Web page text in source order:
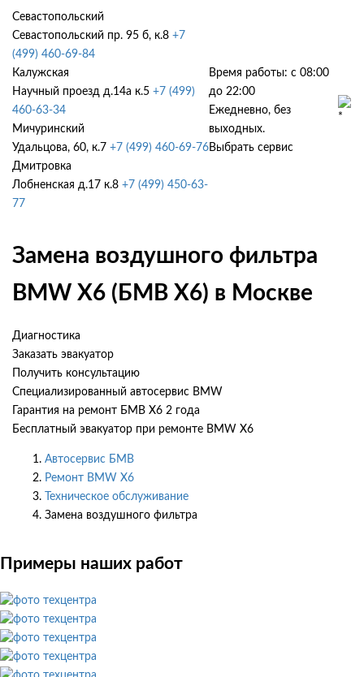
Севастопольский
Севастопольский пр. 95 б, к.8 +7
(499) 460-69-84
Калужская
Научный проезд д.14а к.5 +7 (499)
460-63-34
Мичуринский
Удальцова, 60, к.7 +7 (499) 460-69-76
Дмитровка
Лобненская д.17 к.8 +7 (499) 450-63-
77
Время работы: с 08:00
до 22:00
Ежедневно, без
выходных.
Выбрать сервис
Замена воздушного фильтра
BMW X6 (БМВ Х6) в Москве
Диагностика
Заказать эвакуатор
Получить консультацию
Специализированный автосервис BMW
Гарантия на ремонт БМВ Х6 2 года
Бесплатный эвакуатор при ремонте BMW X6
Автосервис БМВ
Ремонт BMW X6
Техническое обслуживание
Замена воздушного фильтра
Примеры наших работ